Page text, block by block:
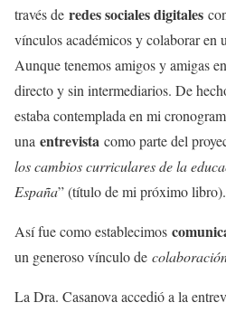
través de redes sociales digitales
vínculos académicos y colaborar en
Aunque tenemos amigos y amigas
directo y sin intermediarios. De
estaba contemplada en mi
una entrevista como parte del
los cambios curriculares de la
España” (título de mi próximo libro).
Así fue como establecimos
un generoso vínculo de
La Dra. Casanova accedió a la